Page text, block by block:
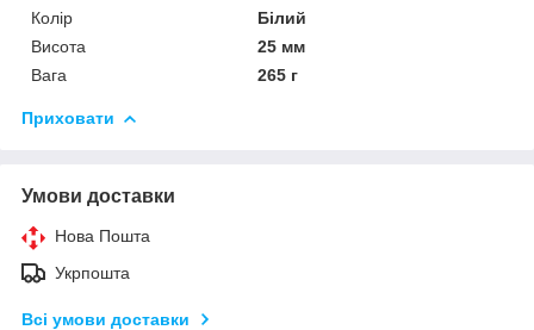
Колір
Білий
Висота
25 мм
Вага
265 г
Приховати
Умови доставки
Нова Пошта
Укрпошта
Всі умови доставки